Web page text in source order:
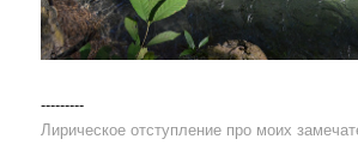
---------
Лирическое отступление про моих